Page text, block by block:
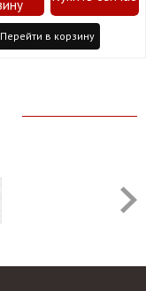
Перейти в корзину